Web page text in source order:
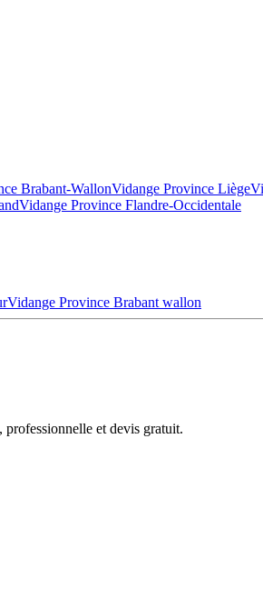
Brabant-WallonVidange Province Liège
Vidange Province Flandre-Occidentale
Vidange Province Brabant wallon
professionnelle et devis gratuit.